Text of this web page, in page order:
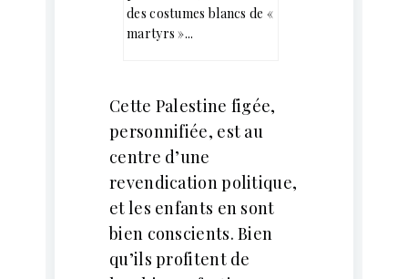
des costumes blancs de «
martyrs »...
Cette Palestine figée,
personnifiée, est au
centre d’une
revendication politique,
et les enfants en sont
bien conscients. Bien
qu’ils profitent de